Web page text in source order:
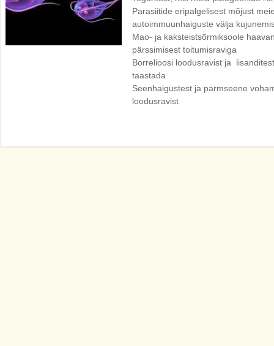
Parasiitide eripalgelisest mõjust
autoimmuunhaiguste välja
Mao- ja kaksteistsõrmiksoole
pärssimisest toitumisraviga
Borrelioosi loodusravist ja
taastada
Seenhaigustest ja pärmseene
loodusravist